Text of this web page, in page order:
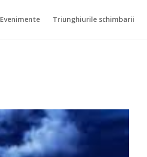
Evenimente Triunghiurile schimbarii